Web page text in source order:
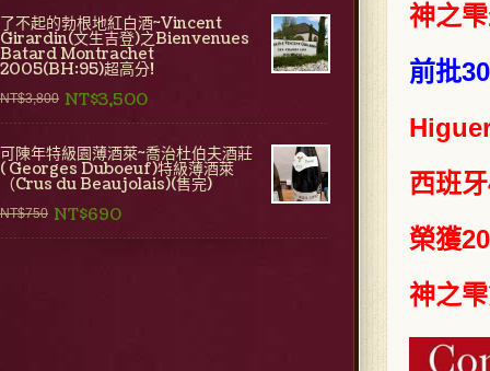
了不起的勃根地紅白酒~Vincent
Girardin(文生吉登)之Bienvenues
Batard Montrachet
2005(BH:95)超高分!
NT$3,800 NT$3,500
可陳年特級園薄酒萊~喬治杜伯夫酒莊
( Georges Duboeuf)特級薄酒萊
（Crus du Beaujolais)(售完)
NT$750 NT$690
神之
前批
西班
榮獲
神之